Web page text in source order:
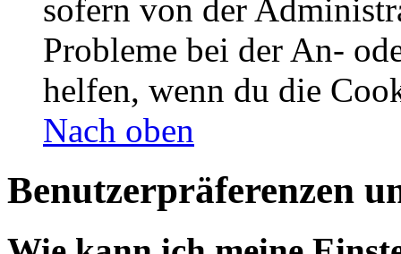
sofern von der
Probleme bei der An-
helfen, wenn du die
Nach oben
Benutzerpräferenzen